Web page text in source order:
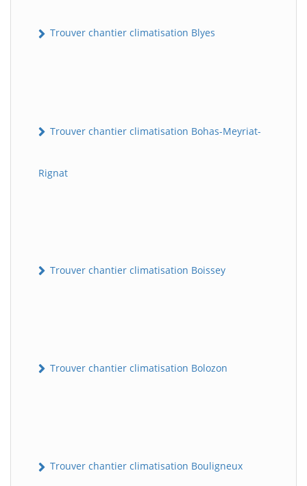
Trouver chantier climatisation Blyes
Trouver chantier climatisation Bohas-Meyriat-
Rignat
Trouver chantier climatisation Boissey
Trouver chantier climatisation Bolozon
Trouver chantier climatisation Bouligneux